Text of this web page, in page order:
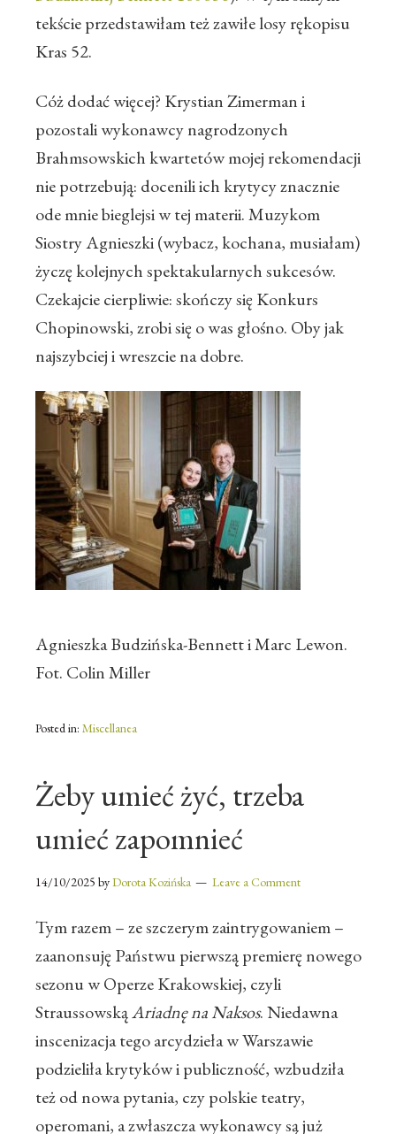
tekście przedstawiłam też zawiłe losy rękopisu
Kras 52.
Cóż dodać więcej? Krystian Zimerman i
pozostali wykonawcy nagrodzonych
Brahmsowskich kwartetów mojej rekomendacji
nie potrzebują: docenili ich krytycy znacznie
ode mnie bieglejsi w tej materii. Muzykom
Siostry Agnieszki (wybacz, kochana, musiałam)
życzę kolejnych spektakularnych sukcesów.
Czekajcie cierpliwie: skończy się Konkurs
Chopinowski, zrobi się o was głośno. Oby jak
najszybciej i wreszcie na dobre.
Agnieszka Budzińska-Bennett i Marc Lewon.
Fot. Colin Miller
Posted in: Miscellanea
Żeby umieć żyć, trzeba
umieć zapomnieć
14/10/2025 byDorota Kozińska Leave a Comment
Tym razem – ze szczerym zaintrygowaniem –
zaanonsuję Państwu pierwszą premierę nowego
sezonu w Operze Krakowskiej, czyli
StraussowskąAriadnę na Naksos. Niedawna
inscenizacja tego arcydzieła w Warszawie
podzieliła krytyków i publiczność, wzbudziła
też od nowa pytania, czy polskie teatry,
operomani, a zwłaszcza wykonawcy są już